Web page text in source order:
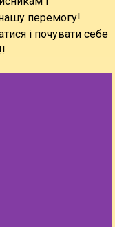
перемогу!
і почувати себе